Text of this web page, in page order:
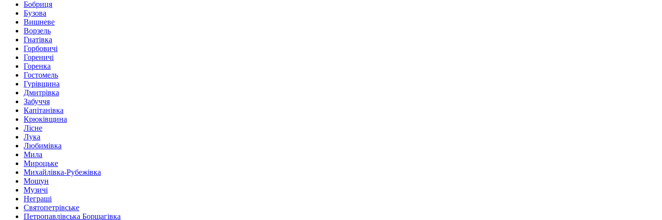
Бобриця
Бузова
Вишневе
Ворзель
Гнатівка
Горбовичі
Гореничі
Горенка
Гостомель
Гурівщина
Дмитрівка
Забуччя
Капітанівка
Крюківщина
Лісне
Лука
Любимівка
Мила
Мироцьке
Михайлівка-Рубежівка
Мощун
Музичі
Неграші
Святопетрівське
Петропавлівська Борщагівка